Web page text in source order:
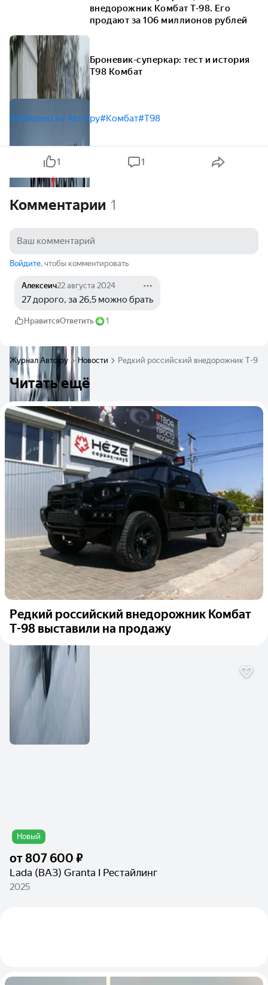
внедорожник Комбат Т-98. Его
продают за 106 миллионов рублей
Броневик-суперкар: тест и история
Т98 Комбат
#Найдено на Авто.ру#Комбат#Т98
1 1
Комментарии 1
Войдите, чтобы комментировать
Алексеич22 августа 2024
27 дорого, за 26,5 можно брать
НравитсяОтветить 1
Журнал Авто.ру Новости Редкий российский внедорожник T-98
Читать ещё
Редкий российский внедорожник Комбат
Т-98 выставили на продажу
Новый
от807 600 ₽
Lada (ВАЗ) Granta I Рестайлинг
2025